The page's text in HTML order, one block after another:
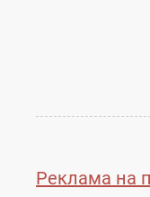
Реклама на